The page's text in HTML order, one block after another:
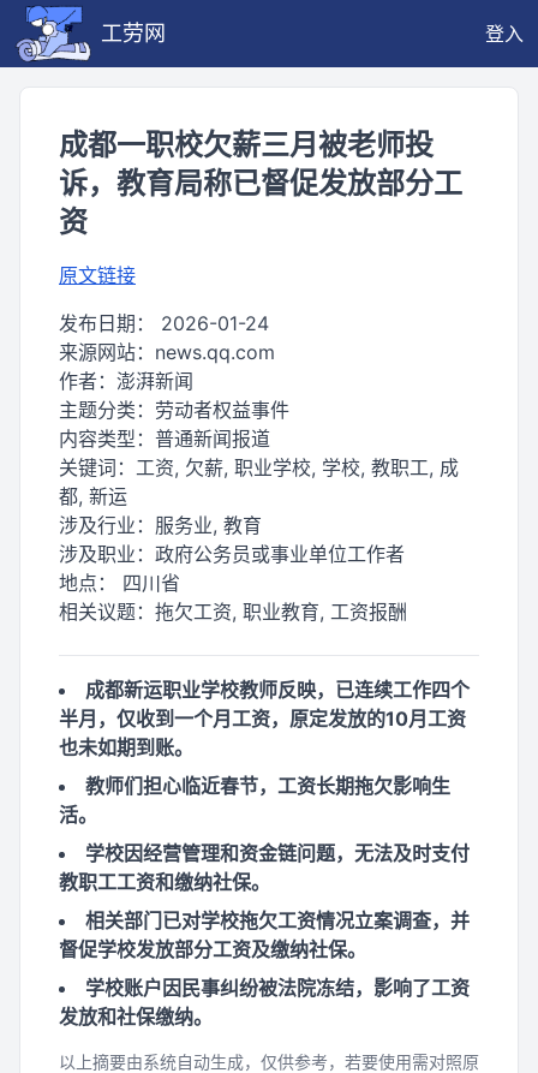
工劳网 登入
成都一职校欠薪三月被老师投
诉，教育局称已督促发放部分工
资
原文链接
发布日期： 2026-01-24
来源网站： news.qq.com
作者： 澎湃新闻
主题分类： 劳动者权益事件
内容类型： 普通新闻报道
关键词： 工资, 欠薪, 职业学校, 学校, 教职工, 成
都, 新运
涉及行业： 服务业, 教育
涉及职业： 政府公务员或事业单位工作者
地点： 四川省
相关议题： 拖欠工资, 职业教育, 工资报酬
成都新运职业学校教师反映，已连续工作四个
半月，仅收到一个月工资，原定发放的10月工资
也未如期到账。
教师们担心临近春节，工资长期拖欠影响生
活。
学校因经营管理和资金链问题，无法及时支付
教职工工资和缴纳社保。
相关部门已对学校拖欠工资情况立案调查，并
督促学校发放部分工资及缴纳社保。
学校账户因民事纠纷被法院冻结，影响了工资
发放和社保缴纳。
以上摘要由系统自动生成，仅供参考，若要使用需对照原